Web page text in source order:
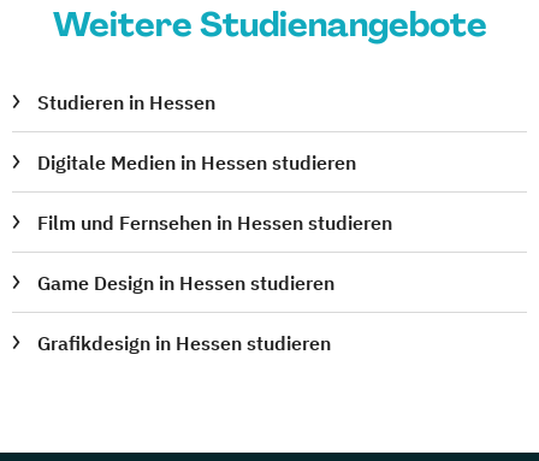
Weitere Studienangebote
Studieren in Hessen
Digitale Medien in Hessen studieren
Film und Fernsehen in Hessen studieren
Game Design in Hessen studieren
Grafikdesign in Hessen studieren